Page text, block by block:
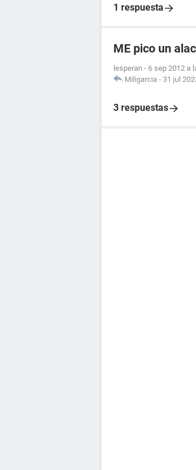
1 respuesta
ME pico un
lesperan - 6 sep 2012 a
Miligarcia - 31 jul
3 respuestas